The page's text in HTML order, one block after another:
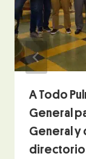
A Todo
General
General y
directorio